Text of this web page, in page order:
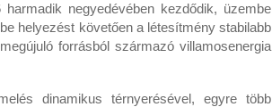
negyedévében kezdődik, üzembe
helyezést követően a létesítmény stabilabb
forrásból származó villamosenergia
dinamikus térnyerésével, egyre több